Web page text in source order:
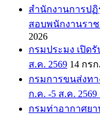
สำนักงานการป
สอบพนักงานราช
2026
กรมประมง เปิด
ส.ค. 2569 14 กร
กรมการขนส่งทา
ก.ค. -5 ส.ค.
กรมท่าอากาศย